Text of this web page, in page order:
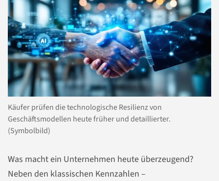
Käufer prüfen die technologische Resilienz von
Geschäftsmodellen heute früher und detaillierter.
(Symbolbild)
Was macht ein Unternehmen heute überzeugend?
Neben den klassischen Kennzahlen –